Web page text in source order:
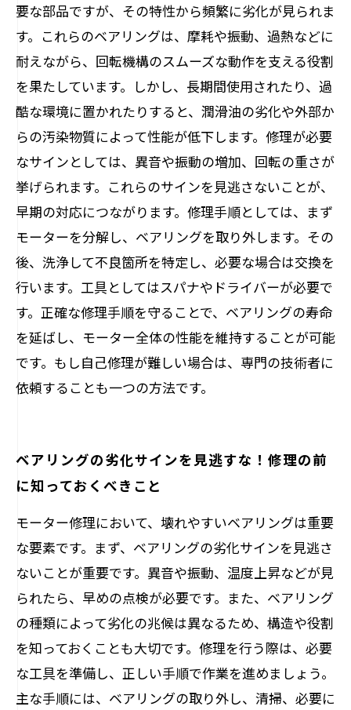
ベアリング修理の成功事例と失敗談から学ぶ
モーター性能を維持するために、壊れやすい
ベアリングのメンテナンスを見直そう
要な部品ですが、その特性から頻繁に劣化が見られま
す。これらのベアリングは、摩耗や振動、過熱などに
耐えながら、回転機構のスムーズな動作を支える役割
を果たしています。しかし、長期間使用されたり、過
酷な環境に置かれたりすると、潤滑油の劣化や外部か
らの汚染物質によって性能が低下します。修理が必要
なサインとしては、異音や振動の増加、回転の重さが
挙げられます。これらのサインを見逃さないことが、
早期の対応につながります。修理手順としては、まず
モーターを分解し、ベアリングを取り外します。その
後、洗浄して不良箇所を特定し、必要な場合は交換を
行います。工具としてはスパナやドライバーが必要で
す。正確な修理手順を守ることで、ベアリングの寿命
を延ばし、モーター全体の性能を維持することが可能
です。もし自己修理が難しい場合は、専門の技術者に
依頼することも一つの方法です。
ベアリングの劣化サインを見逃すな！修理の前
に知っておくべきこと
モーター修理において、壊れやすいベアリングは重要
な要素です。まず、ベアリングの劣化サインを見逃さ
ないことが重要です。異音や振動、温度上昇などが見
られたら、早めの点検が必要です。また、ベアリング
の種類によって劣化の兆候は異なるため、構造や役割
を知っておくことも大切です。修理を行う際は、必要
な工具を準備し、正しい手順で作業を進めましょう。
主な手順には、ベアリングの取り外し、清掃、必要に